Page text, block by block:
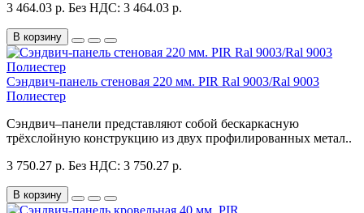
3 464.03 р. Без НДС: 3 464.03 р.
В корзину
Сэндвич-панель стеновая 220 мм. PIR Ral 9003/Ral 9003
Полиестер
Сэндвич–панели представляют собой бескаркасную
трёхслойную конструкцию из двух профилированных метал..
3 750.27 р. Без НДС: 3 750.27 р.
В корзину